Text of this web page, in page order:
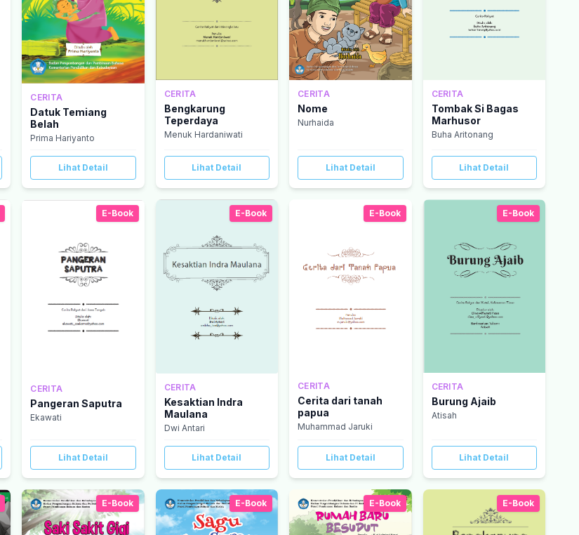
CERITA
Datuk Temiang
Belah
Prima Hariyanto
Lihat Detail
CERITA
Bengkarung
Teperdaya
Menuk Hardaniwati
Lihat Detail
CERITA
Nome
Nurhaida
Lihat Detail
CERITA
Tombak Si Bagas
Marhusor
Buha Aritonang
Lihat Detail
E-Book
CERITA
Pangeran Saputra
Ekawati
Lihat Detail
E-Book
CERITA
Kesaktian Indra
Maulana
Dwi Antari
Lihat Detail
E-Book
CERITA
Cerita dari tanah
papua
Muhammad Jaruki
Lihat Detail
E-Book
CERITA
Burung Ajaib
Atisah
Lihat Detail
E-Book E-Book E-Book E-Book